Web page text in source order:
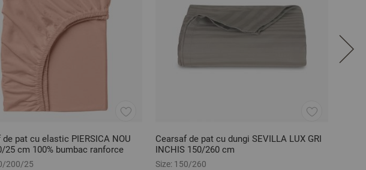
de pat cu elastic PIERSICA NOU
25 cm 100% bumbac ranforce
200/25
Cearsaf de pat cu dungi SEVILLA LUX GRI
INCHIS 150/260 cm
Size: 150/260